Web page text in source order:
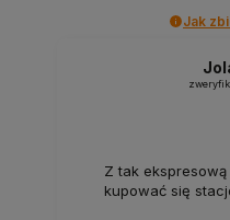
Jak
Z tak ekspresową
kupować się